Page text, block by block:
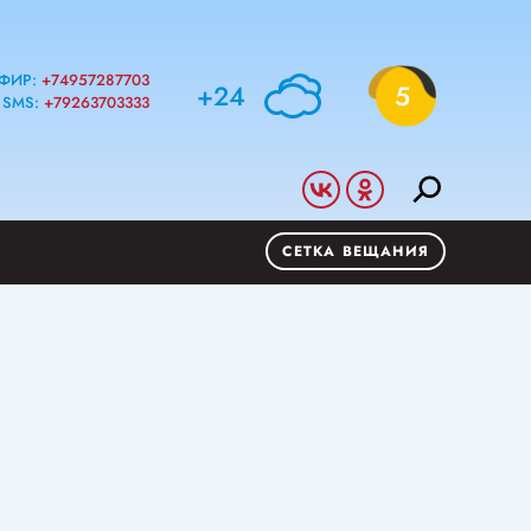
+74957287703
SMS: +79263703333 +24 5
СЕТКА ВЕЩАНИЯ